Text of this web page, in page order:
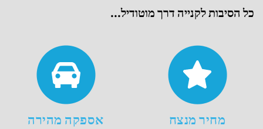
כל הסיבות לקנייה דרך מוטודיל...
מחיר מנצח אספקה מהירה